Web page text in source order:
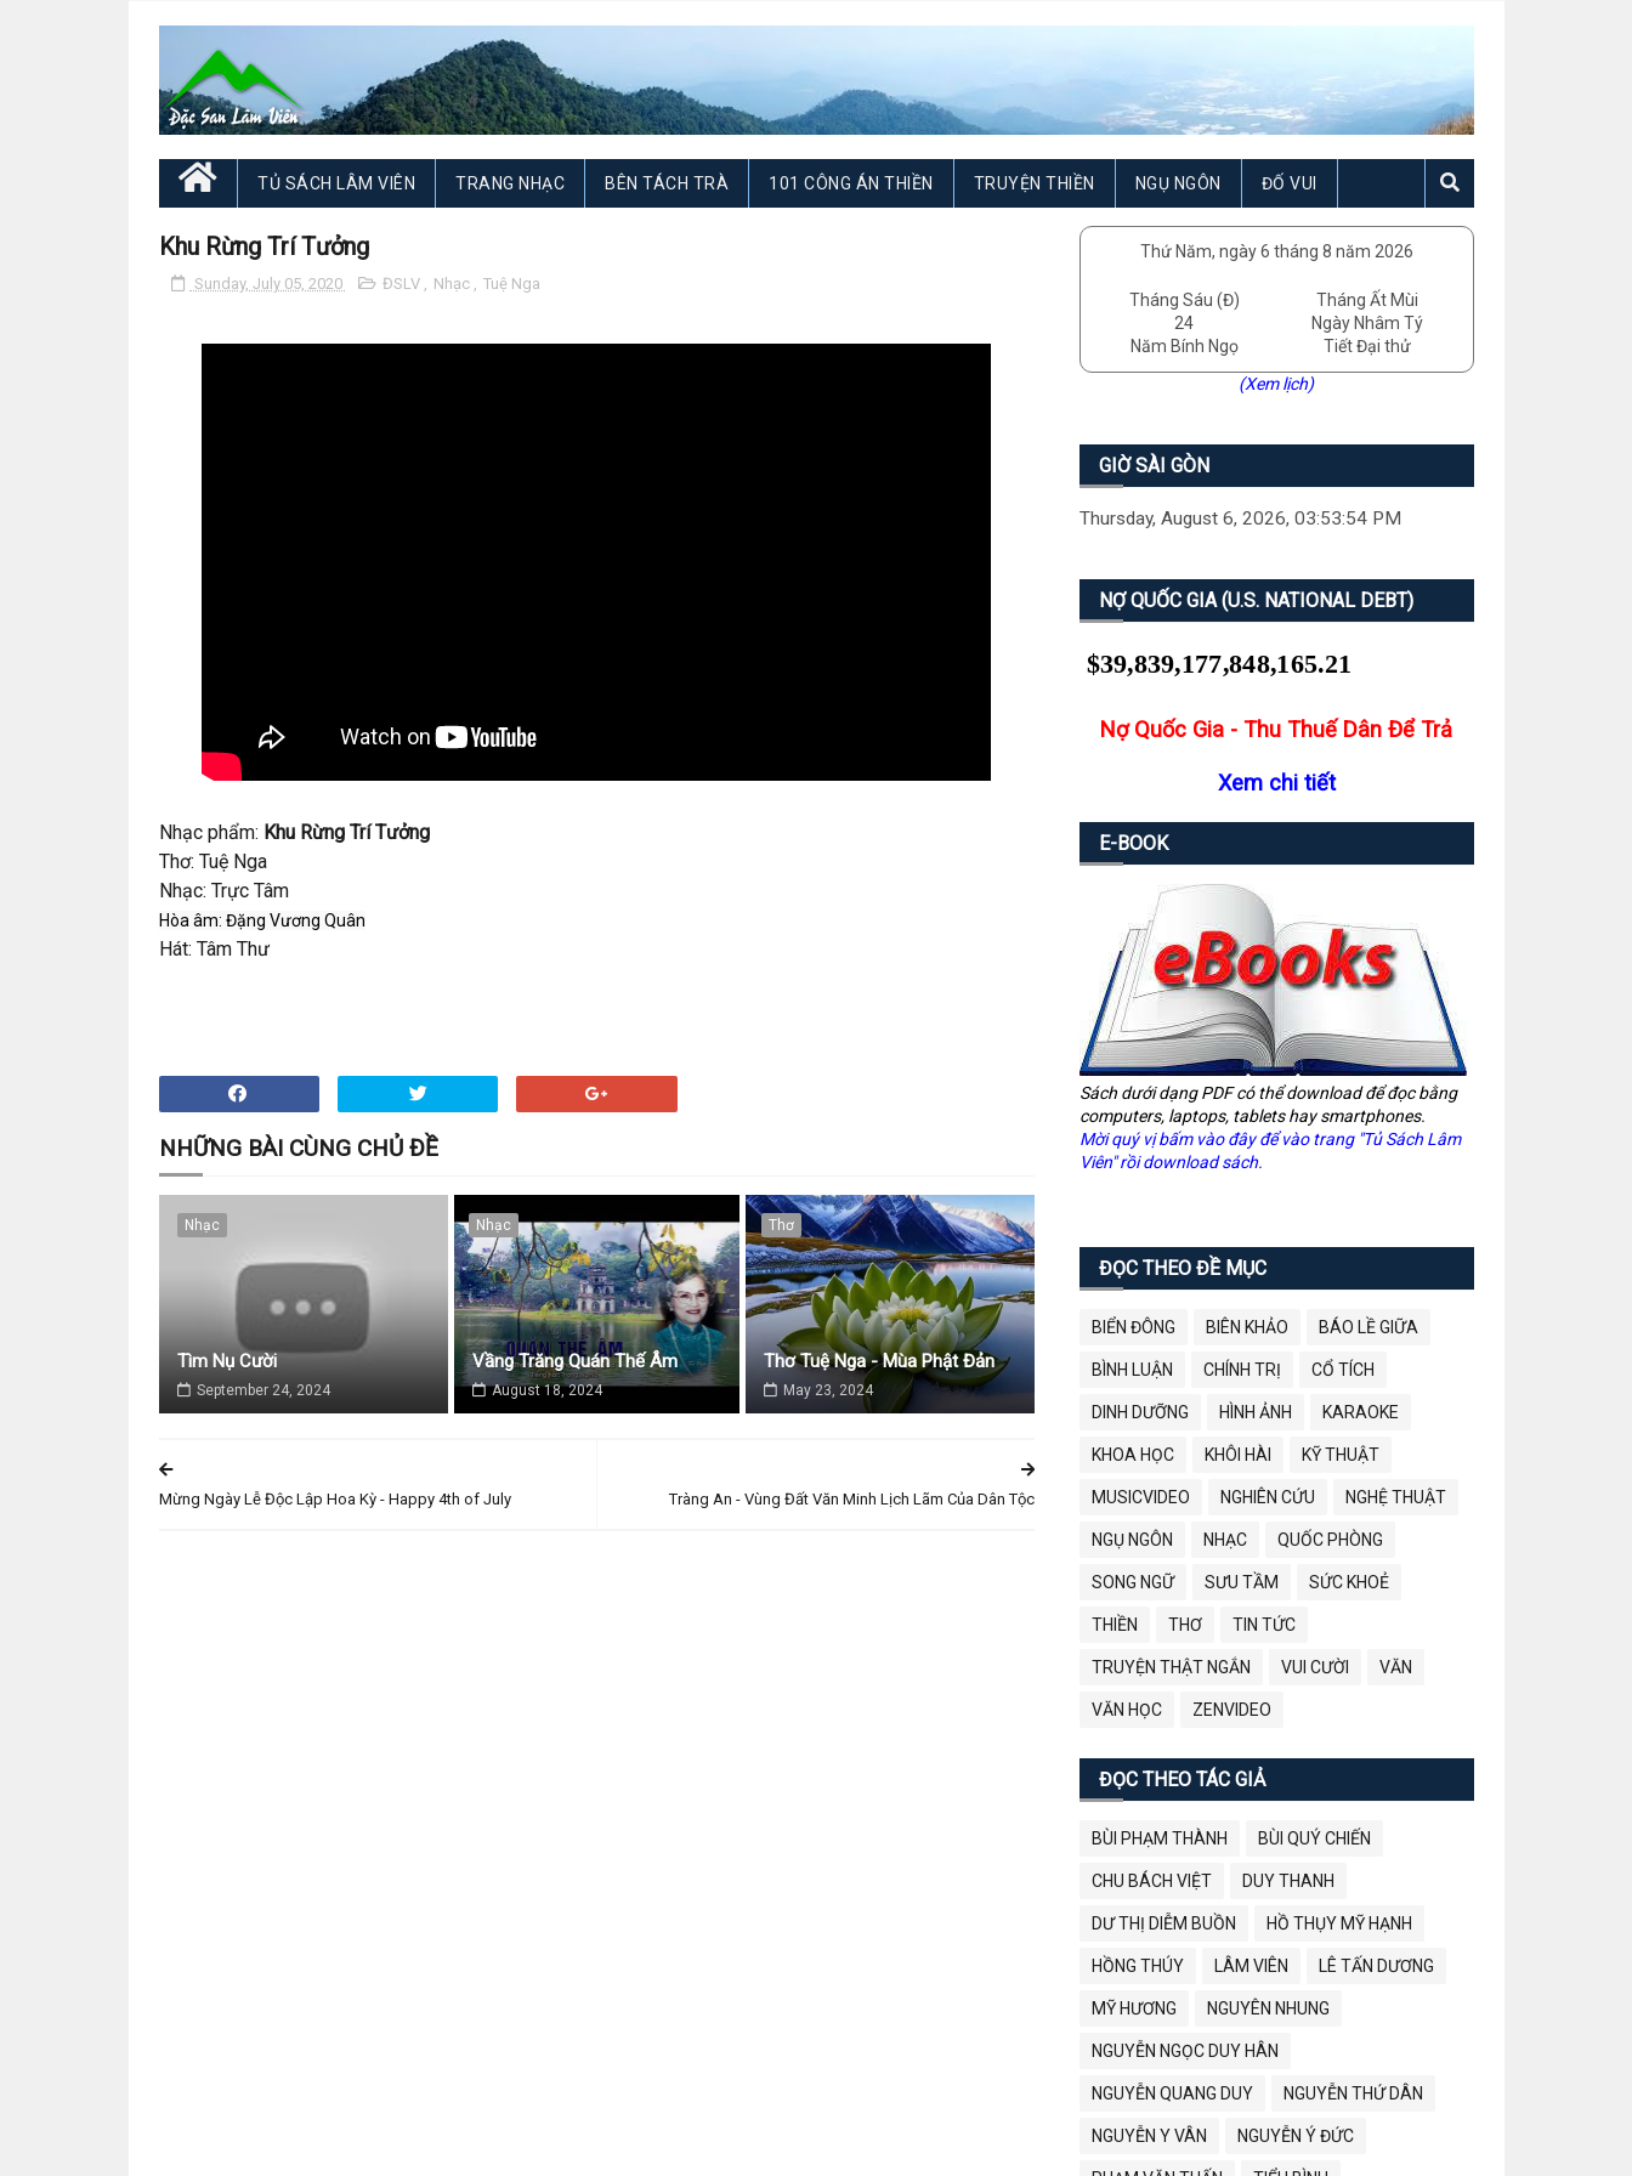
TỦ SÁCH LÂM VIÊN TRANG NHẠC BÊN TÁCH TRÀ 101 CÔNG ÁN THIỀN TRUYỆN THIỀN NGỤ NGÔN ĐỐ VUI
Khu Rừng Trí Tưởng
Sunday, July 05, 2020 ĐSLV , Nhạc , Tuệ Nga
Nhạc phẩm: Khu Rừng Trí Tưởng
Thơ: Tuệ Nga
Nhạc: Trực Tâm
Hòa âm: Đặng Vương Quân
Hát: Tâm Thư
NHỮNG BÀI CÙNG CHỦ ĐỀ
Nhạc
Tìm Nụ Cười
September 24, 2024
Nhạc
Vầng Trăng Quán Thế Âm
August 18, 2024
Thơ
Thơ Tuệ Nga - Mùa Phật Đản
May 23, 2024
Tràng An - Vùng Đất Văn Minh Lịch Lãm Của Dân Tộc
Mừng Ngày Lễ Độc Lập Hoa Kỳ - Happy 4th of July
Thứ Năm, ngày 6 tháng 8 năm 2026
Tháng Sáu (Đ)
24
Năm Bính Ngọ
Tháng Ất Mùi
Ngày Nhâm Tý
Tiết Đại thử
(Xem lịch)
GIỜ SÀI GÒN
Thursday, August 6, 2026, 03:53:55 PM
NỢ QUỐC GIA (U.S. NATIONAL DEBT)
Nợ Quốc Gia - Thu Thuế Dân Để Trả
Xem chi tiết
E-BOOK
Sách dưới dạng PDF có thể download để đọc bằng
computers, laptops, tablets hay smartphones.
Mời quý vị bấm vào đây để vào trang "Tủ Sách Lâm
Viên" rồi download sách.
ĐỌC THEO ĐỀ MỤC
BIỂN ĐÔNG BIÊN KHẢO BÁO LỀ GIỮA
BÌNH LUẬN CHÍNH TRỊ CỔ TÍCH
DINH DƯỠNG HÌNH ẢNH KARAOKE
KHOA HỌC KHÔI HÀI KỸ THUẬT
MUSICVIDEO NGHIÊN CỨU NGHỆ THUẬT
NGỤ NGÔN NHẠC QUỐC PHÒNG
SONG NGỮ SƯU TẦM SỨC KHOẺ
THIỀN THƠ TIN TỨC
TRUYỆN THẬT NGẮN VUI CƯỜI VĂN
VĂN HỌC ZENVIDEO
ĐỌC THEO TÁC GIẢ
BÙI PHẠM THÀNH BÙI QUÝ CHIẾN
CHU BÁCH VIỆT DUY THANH
DƯ THỊ DIỄM BUỒN HỒ THỤY MỸ HẠNH
HỒNG THÚY LÂM VIÊN LÊ TẤN DƯƠNG
MỸ HƯƠNG NGUYÊN NHUNG
NGUYỄN NGỌC DUY HÂN
NGUYỄN QUANG DUY NGUYỄN THỨ DÂN
NGUYỄN Y VÂN NGUYỄN Ý ĐỨC